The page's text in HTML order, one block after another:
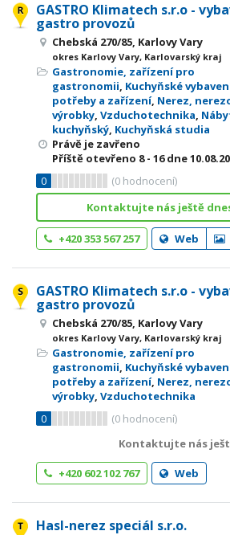
GASTRO Klimatech s.r.o -
gastro provozů
Chebská 270/85, Karlovy Vary
okres Karlovy Vary, Karlovarský kraj
Gastronomie, zařízení pro
gastronomii, Kuchyňské
potřeby a zařízení, Nerez,
výrobky, Vzduchotechnika,
kuchyňský, Kuchyňská studia
Právě je zavřeno
Příště otevřeno 8 - 16dne
0
(0 hodnocení)
Kontaktujte nás ještě
+420 353 567 257 Web
GASTRO Klimatech s.r.o -
gastro provozů
Chebská 270/85, Karlovy Vary
okres Karlovy Vary, Karlovarský kraj
Gastronomie, zařízení pro
gastronomii, Kuchyňské
potřeby a zařízení, Nerez,
výrobky, Vzduchotechnika
0
(0 hodnocení)
Kontaktujte nás
+420 602 102 767 Web
Hasl-nerez speciál s.r.o.